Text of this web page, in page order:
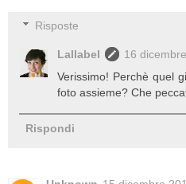
Risposte
Lallabel
16
Verissimo! Perchè quel
foto assieme? Che
Rispondi